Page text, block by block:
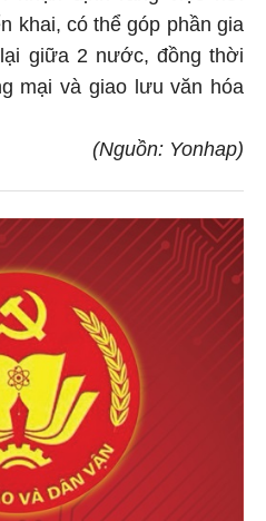
khai, có thể góp phần gia
giữa 2 nước, đồng thời
mại và giao lưu văn hóa
(Nguồn: Yonhap)